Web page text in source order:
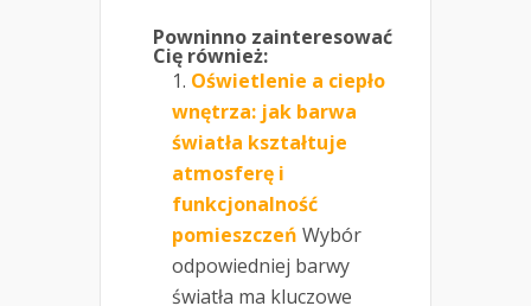
Powninno zainteresować
Cię również:
Oświetlenie a ciepło
wnętrza: jak barwa
światła kształtuje
atmosferę i
funkcjonalność
pomieszczeń Wybór
odpowiedniej barwy
światła ma kluczowe